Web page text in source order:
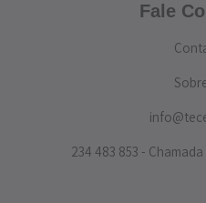
Fale
234 483 853 -